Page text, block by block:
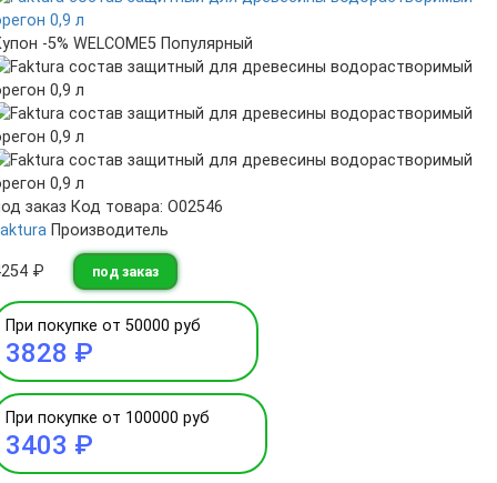
-5% WELCOME5 Популярный
заказ Код товара: О02546
Производитель
₽ под заказ
При покупке от 50000 руб
3828 ₽
При покупке от 100000 руб
3403 ₽